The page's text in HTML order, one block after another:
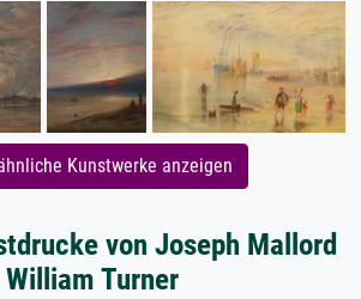
Kunstwerke anzeigen
von Joseph Mallord
William Turner